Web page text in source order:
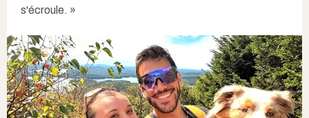
s'écroule. »